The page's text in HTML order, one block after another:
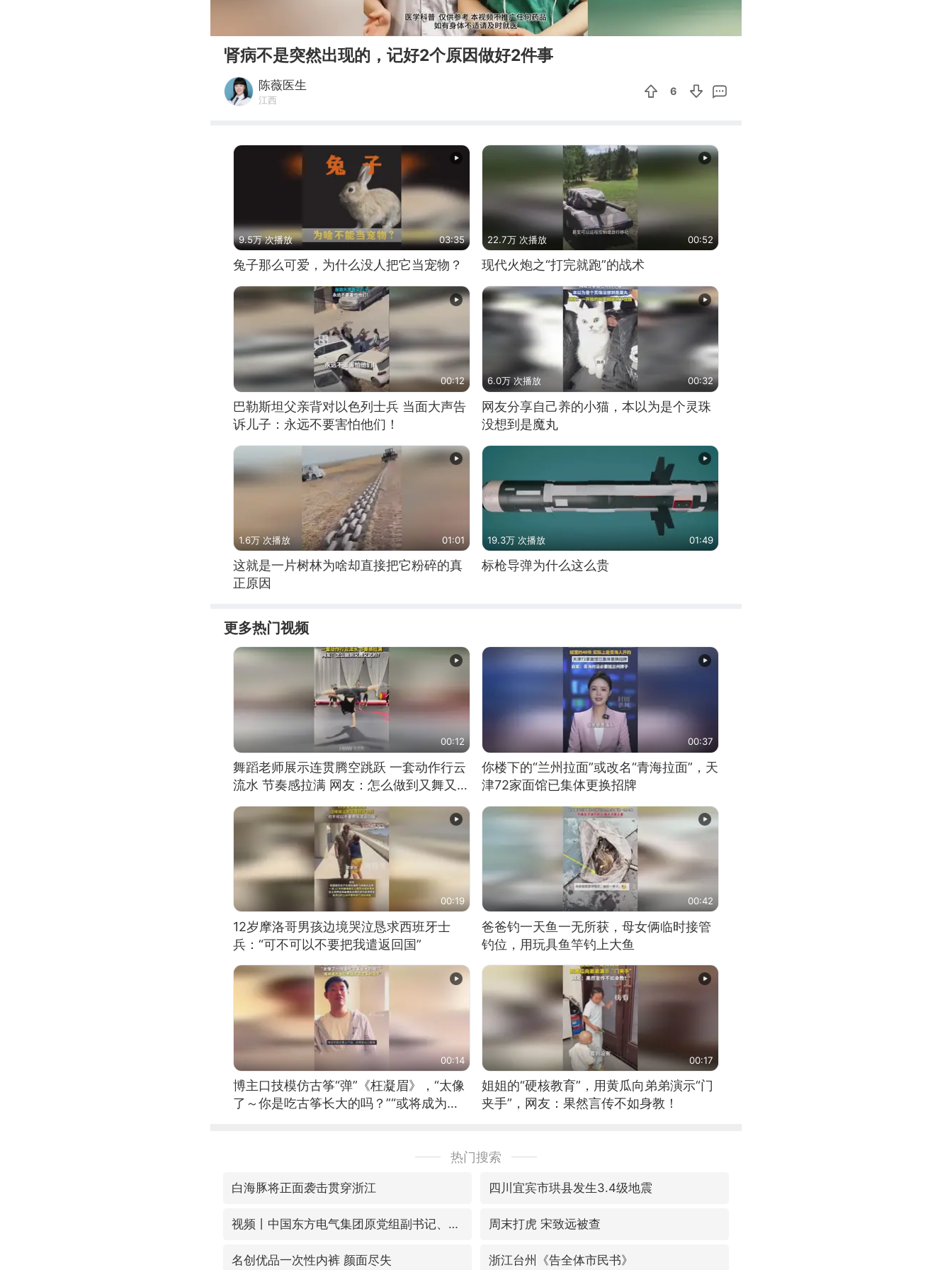
肾病不是突然出现的，记好2个原因做好2件事
陈薇医生
江西
6
9.5万 次播放 03:35
兔子那么可爱，为什么没人把它当宠物？
22.7万 次播放 00:52
现代火炮之“打完就跑”的战术
00:12
巴勒斯坦父亲背对以色列士兵 当面大声告
诉儿子：永远不要害怕他们！
6.0万 次播放 00:32
网友分享自己养的小猫，本以为是个灵珠
没想到是魔丸
1.6万 次播放 01:01
这就是一片树林为啥却直接把它粉碎的真
正原因
19.3万 次播放 01:49
标枪导弹为什么这么贵
更多热门视频
00:12
舞蹈老师展示连贯腾空跳跃 一套动作行云
流水 节奏感拉满 网友：怎么做到又舞又武
00:37
你楼下的“兰州拉面”或改名“青海拉面”，天
津72家面馆已集体更换招牌
00:19
12岁摩洛哥男孩边境哭泣恳求西班牙士
兵：“可不可以不要把我遣返回国”
00:42
爸爸钓一天鱼一无所获，母女俩临时接管
钓位，用玩具鱼竿钓上大鱼
00:14
博主口技模仿古筝“弹”《枉凝眉》，“太像
了～你是吃古筝长大的吗？”“或将成为首
00:17
姐姐的“硬核教育”，用黄瓜向弟弟演示“门
夹手”，网友：果然言传不如身教！
热门搜索
白海豚将正面袭击贯穿浙江 四川宜宾市珙县发生3.4级地震
视频丨中国东方电气集团原党组副书记、董事宋致远被查 周末打虎 宋致远被查
名创优品一次性内裤 颜面尽失 浙江台州《告全体市民书》